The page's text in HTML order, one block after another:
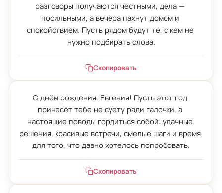
разговоры получаются честными, дела —
посильными, а вечера пахнут домом и
спокойствием. Пусть рядом будут те, с кем не
нужно подбирать слова.
Скопировать
С днём рождения, Евгения! Пусть этот год
принесёт тебе не суету ради галочки, а
настоящие поводы гордиться собой: удачные
решения, красивые встречи, смелые шаги и время
для того, что давно хотелось попробовать.
Скопировать